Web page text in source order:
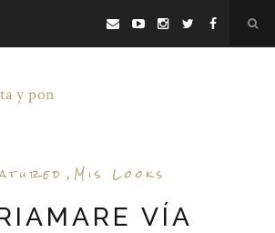
, Mis Looks
VÍA